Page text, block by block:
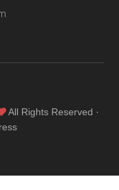
All Rights Reserved ·